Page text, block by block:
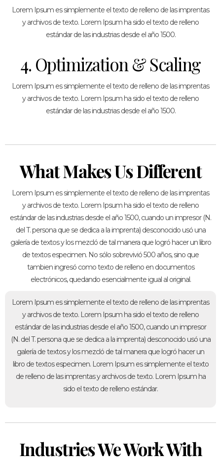
Lorem Ipsum es simplemente el texto de relleno de las imprentas
y archivos de texto. Lorem Ipsum ha sido el texto de relleno
estándar de las industrias desde el año 1500.
4. Optimization & Scaling
Lorem Ipsum es simplemente el texto de relleno de las imprentas
y archivos de texto. Lorem Ipsum ha sido el texto de relleno
estándar de las industrias desde el año 1500.
What Makes Us Different
Lorem Ipsum es simplemente el texto de relleno de las imprentas
y archivos de texto. Lorem Ipsum ha sido el texto de relleno
estándar de las industrias desde el año 1500, cuando un impresor (N.
del T. persona que se dedica a la imprenta) desconocido usó una
galería de textos y los mezcló de tal manera que logró hacer un libro
de textos especimen. No sólo sobrevivió 500 años, sino que
tambien ingresó como texto de relleno en documentos
electrónicos, quedando esencialmente igual al original.
Lorem Ipsum es simplemente el texto de relleno de las imprentas
y archivos de texto. Lorem Ipsum ha sido el texto de relleno
estándar de las industrias desde el año 1500, cuando un impresor
(N. del T. persona que se dedica a la imprenta) desconocido usó una
galería de textos y los mezcló de tal manera que logró hacer un
libro de textos especimen. Lorem Ipsum es simplemente el texto
de relleno de las imprentas y archivos de texto. Lorem Ipsum ha
sido el texto de relleno estándar.
Industries We Work With